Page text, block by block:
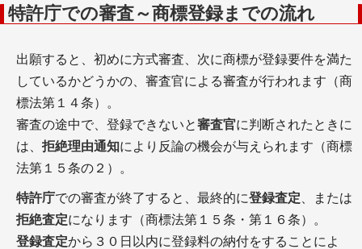
特許庁での審査～商標登録までの流れ
出願すると、初めに方式審査、次に商標が登録要件を満た
しているかどうかの、審査官による審査が行われます（商
標法第１４条）。
審査の途中で、登録できないと審査官に判断されたときに
は、 拒絶理由通知により反論の機会が与えられます（商標
法第１５条の２）。
特許庁での審査が終了すると、最終的に登録査定、または
拒絶査定になります（商標法第１５条・第１６条）。
登録査定から３０日以内に登録料の納付をすることによ